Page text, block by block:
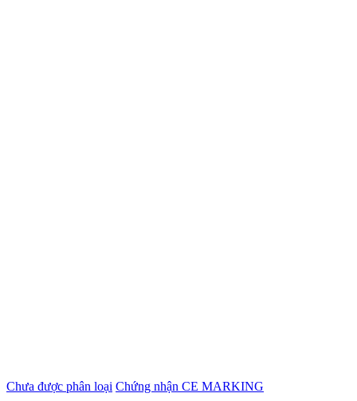
Chưa được phân loại Chứng nhận CE MARKING